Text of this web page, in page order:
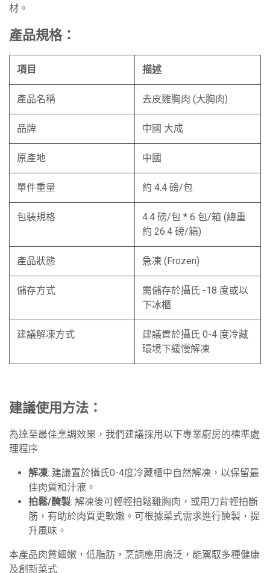
材。
產品規格：
項目 描述
產品名稱 去皮雞胸肉 (大胸肉)
品牌 中國 大成
原產地 中國
單件重量 約 4.4 磅/包
包裝規格
4.4 磅/包 * 6 包/箱 (總重
約 26.4 磅/箱)
產品狀態 急凍 (Frozen)
儲存方式
需儲存於攝氏 -18 度或以
下冰櫃
建議解凍方式
建議置於攝氏 0-4 度冷藏
環境下緩慢解凍
建議使用方法：
為達至最佳烹調效果，我們建議採用以下專業廚房的標準處
理程序:
解凍: 建議置於攝氏0-4度冷藏櫃中自然解凍，以保留最
佳肉質和汁液。
拍鬆/醃製: 解凍後可輕輕拍鬆雞胸肉，或用刀背輕拍斷
筋，有助於肉質更軟嫩。可根據菜式需求進行醃製，提
升風味。
本產品肉質細嫩，低脂肪，烹調應用廣泛，能駕馭多種健康
及創新菜式: